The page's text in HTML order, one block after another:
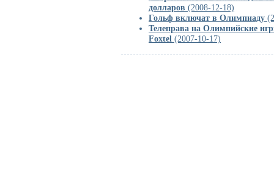
долларов (2008-12-18)
Гольф включат в Олимпиаду
Телеправа на Олимпийские
Foxtel (2007-10-17)